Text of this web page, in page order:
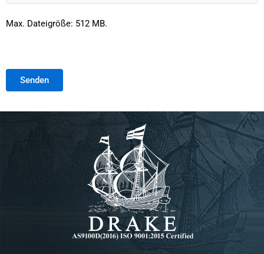
Max. Dateigröße: 512 MB.
Senden